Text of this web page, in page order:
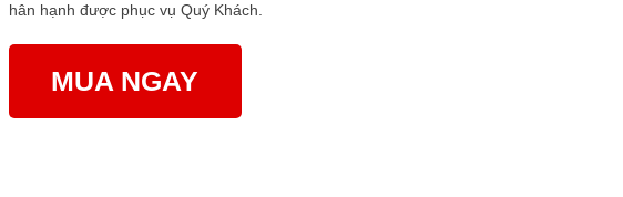
hân hạnh được phục vụ Quý Khách.
MUA NGAY